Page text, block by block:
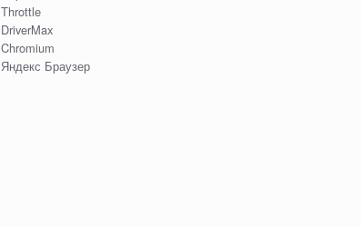
Throttle
DriverMax
Chromium
Яндекс Браузер